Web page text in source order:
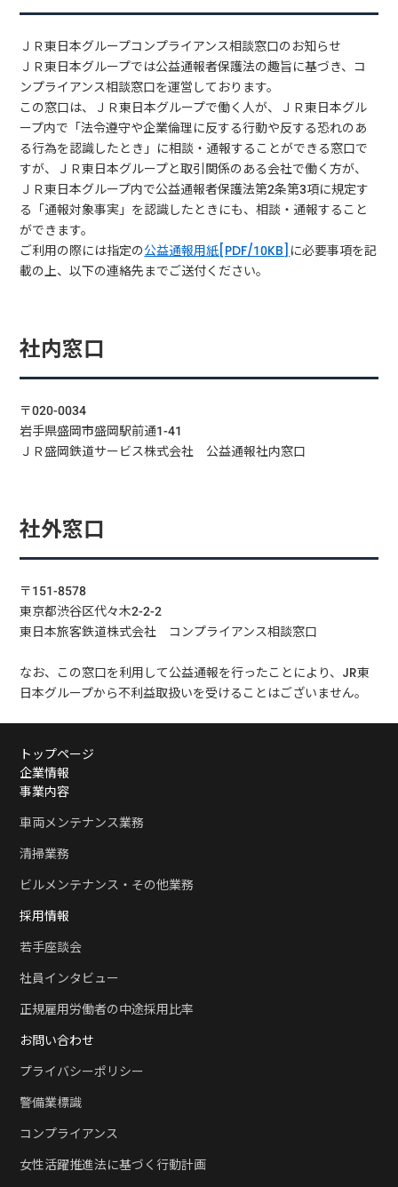
ＪＲ東日本グループコンプライアンス相談窓口のお知らせ
ＪＲ東日本グループでは公益通報者保護法の趣旨に基づき、コ
ンプライアンス相談窓口を運営しております。
この窓口は、ＪＲ東日本グループで働く人が、ＪＲ東日本グル
ープ内で「法令遵守や企業倫理に反する行動や反する恐れのあ
る行為を認識したとき」に相談・通報することができる窓口で
すが、ＪＲ東日本グループと取引関係のある会社で働く方が、
ＪＲ東日本グループ内で公益通報者保護法第2条第3項に規定す
る「通報対象事実」を認識したときにも、相談・通報すること
ができます。
ご利用の際には指定の公益通報用紙[PDF/10KB] に必要事項を記
載の上、以下の連絡先までご送付ください。
社内窓口
〒020-0034
岩手県盛岡市盛岡駅前通1-41
ＪＲ盛岡鉄道サービス株式会社 公益通報社内窓口
社外窓口
〒151-8578
東京都渋谷区代々木2-2-2
東日本旅客鉄道株式会社 コンプライアンス相談窓口
なお、この窓口を利用して公益通報を行ったことにより、JR東
日本グループから不利益取扱いを受けることはございません。
トップページ
企業情報
事業内容
車両メンテナンス業務
清掃業務
ビルメンテナンス・その他業務
採用情報
若手座談会
社員インタビュー
正規雇用労働者の中途採用比率
お問い合わせ
プライバシーポリシー
警備業標識
コンプライアンス
女性活躍推進法に基づく行動計画